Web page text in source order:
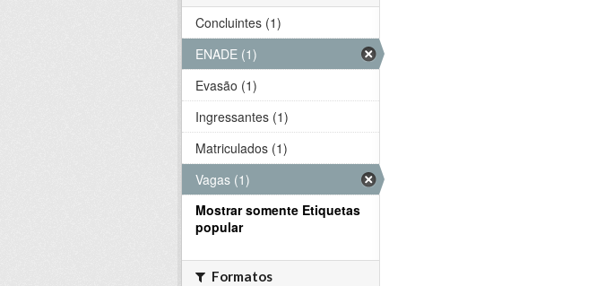
Concluintes (1)
ENADE (1)
Evasão (1)
Ingressantes (1)
Matriculados (1)
Vagas (1)
Mostrar somente Etiquetas
popular
Formatos